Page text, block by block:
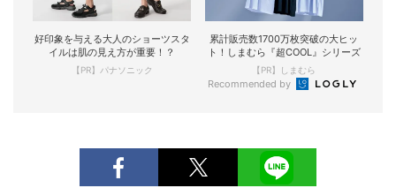
好印象を与える大人のショーツスタ
イルは肌の見え方が重要！？
【PR】パナソニック
累計販売数1700万枚突破の大ヒッ
ト！しまむら『超COOL』シリーズ
【PR】しまむら
Recommended by